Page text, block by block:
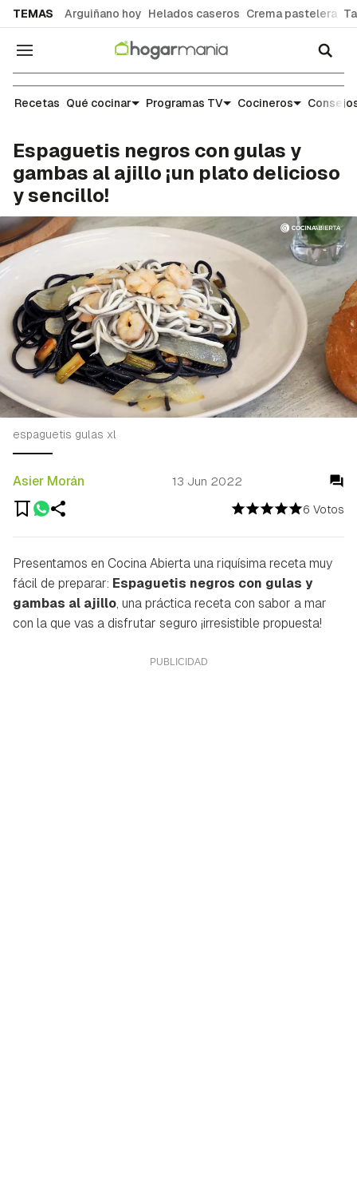
TEMAS Arguiñano hoy Helados caseros Crema pastelera
Navegación
Recetas
Recetas Qué cocinar Programas TV Cocineros
Espaguetis negros con gulas y
gambas al ajillo ¡un plato delicioso
y sencillo!
6 Votos
Asier Morán 13 Jun 2022
espaguetis gulas xl
Presentamos en Cocina Abierta una riquísima receta muy
fácil de preparar: Espaguetis negros con gulas y
gambas al ajillo, una práctica receta con sabor a mar
con la que vas a disfrutar seguro ¡irresistible propuesta!